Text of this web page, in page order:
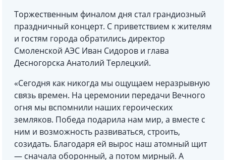
Торжественным финалом дня стал грандиозный
праздничный концерт. С приветствием к жителям
и гостям города обратились директор
Смоленской АЭС Иван Сидоров и глава
Десногорска Анатолий Терлецкий.
«Сегодня как никогда мы ощущаем неразрывную
связь времен. На церемонии передачи Вечного
огня мы вспомнили наших героических
земляков. Победа подарила нам мир, а вместе с
ним и возможность развиваться, строить,
созидать. Благодаря ей вырос наш атомный щит
— сначала оборонный, а потом мирный. А